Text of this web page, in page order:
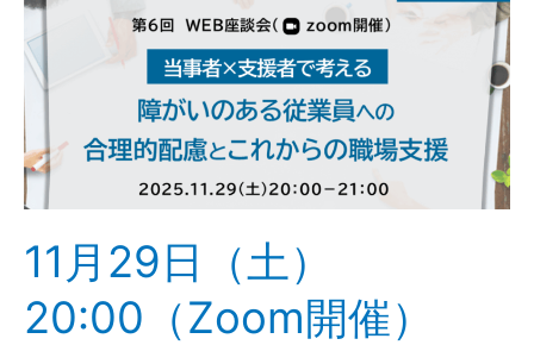
11月29日（土）
20:00（Zoom開催）
月
29
日
（土）
20:00（Zoom
開
催）
加
無
料】